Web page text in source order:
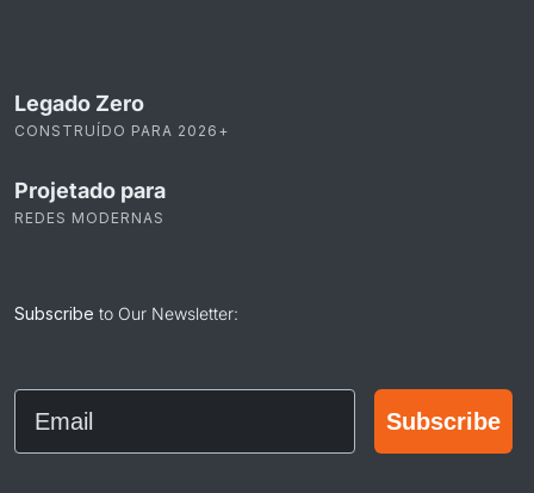
Legado Zero
CONSTRUÍDO PARA 2026+
Projetado para
REDES MODERNAS
Subscribe to Our Newsletter:
Email
Subscribe